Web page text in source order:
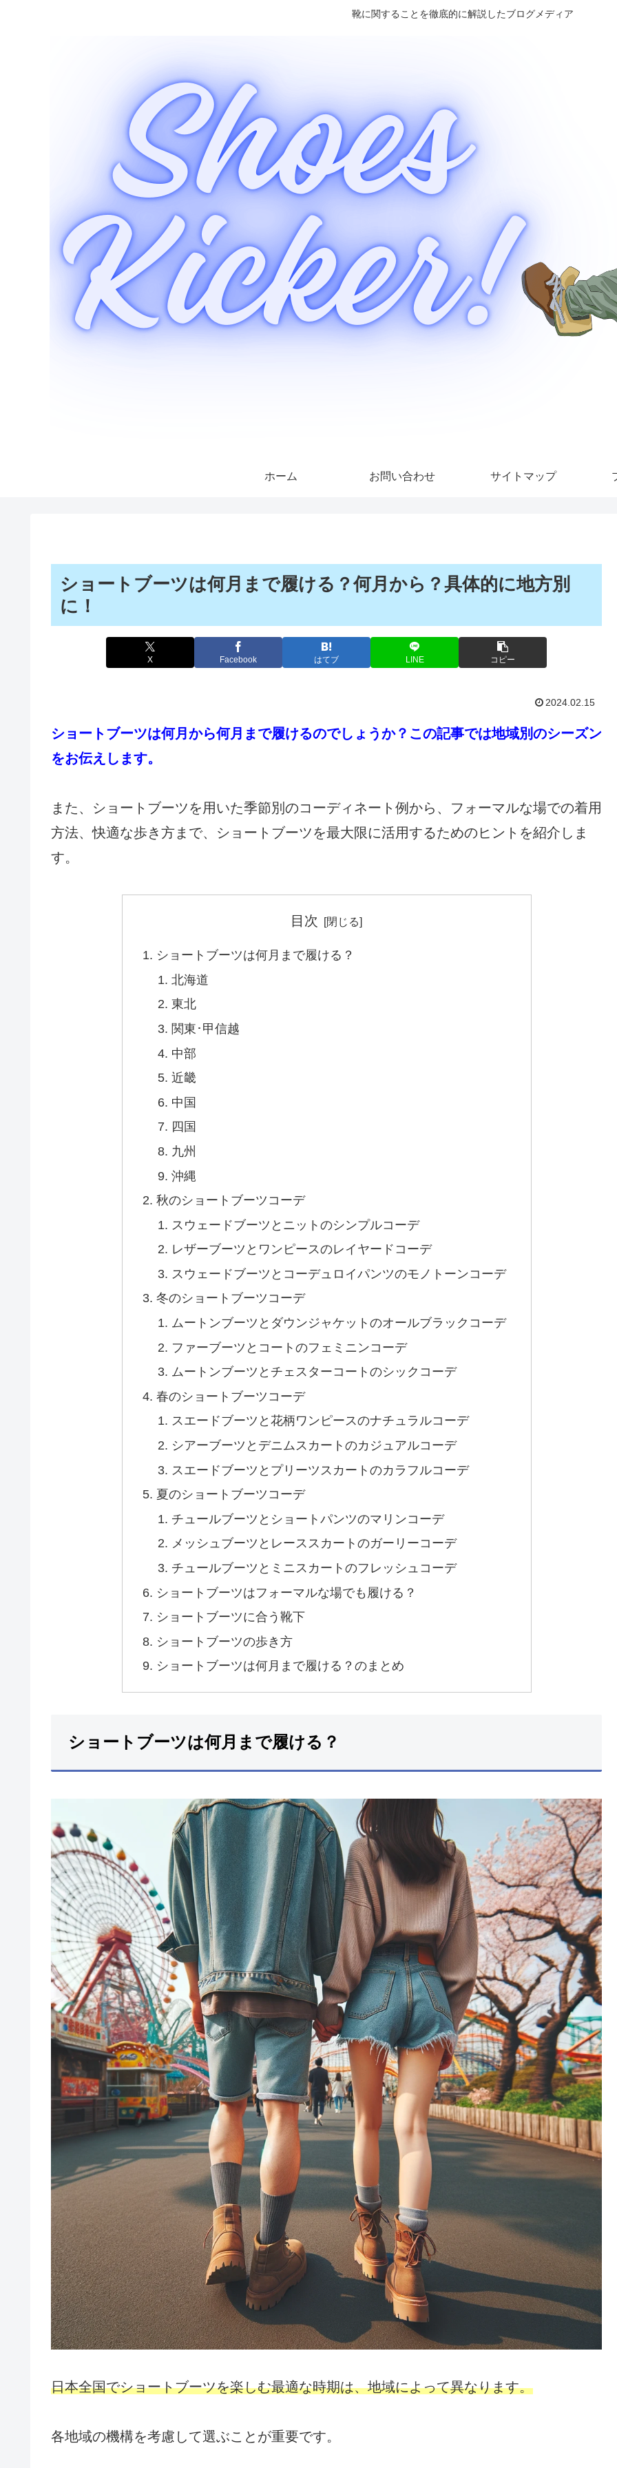
靴に関することを徹底的に解説したブログメディア
ホーム お問い合わせ サイトマップ
ショートブーツは何月まで履ける？何月から？具体的に地方別
に！
X Facebook はてブ LINE コピー
2024.02.15
ショートブーツは何月から何月まで履けるのでしょうか？この記事では地域別のシーズン
をお伝えします。
また、ショートブーツを用いた季節別のコーディネート例から、フォーマルな場での着用
方法、快適な歩き方まで、ショートブーツを最大限に活用するためのヒントを紹介しま
す。
目次
ショートブーツは何月まで履ける？
北海道
東北
関東･甲信越
中部
近畿
中国
四国
九州
沖縄
秋のショートブーツコーデ
スウェードブーツとニットのシンプルコーデ
レザーブーツとワンピースのレイヤードコーデ
スウェードブーツとコーデュロイパンツのモノトーンコーデ
冬のショートブーツコーデ
ムートンブーツとダウンジャケットのオールブラックコーデ
ファーブーツとコートのフェミニンコーデ
ムートンブーツとチェスターコートのシックコーデ
春のショートブーツコーデ
スエードブーツと花柄ワンピースのナチュラルコーデ
シアーブーツとデニムスカートのカジュアルコーデ
スエードブーツとプリーツスカートのカラフルコーデ
夏のショートブーツコーデ
チュールブーツとショートパンツのマリンコーデ
メッシュブーツとレーススカートのガーリーコーデ
チュールブーツとミニスカートのフレッシュコーデ
ショートブーツはフォーマルな場でも履ける？
ショートブーツに合う靴下
ショートブーツの歩き方
ショートブーツは何月まで履ける？のまとめ
ショートブーツは何月まで履ける？
日本全国でショートブーツを楽しむ最適な時期は、地域によって異なります。
各地域の機構を考慮して選ぶことが重要です。